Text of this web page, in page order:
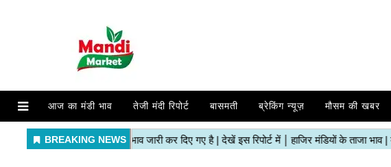
आज का मंडी भाव तेजी मंदी रिपोर्ट बासमती ब्रेकिंग न्यूज़ मौसम की खबर